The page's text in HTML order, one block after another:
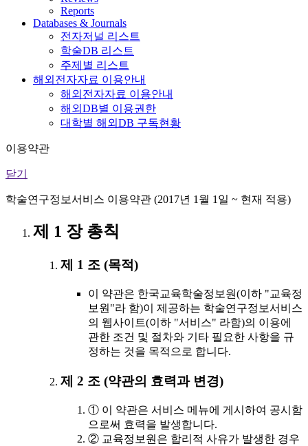
Reports
Databases & Journals
전자저널 리스트
학술DB 리스트
주제별 리스트
해외전자자료 이용안내
해외전자자료 이용안내
해외DB별 이용권한
대학별 해외DB 구독현황
이용약관
닫기
학술연구정보서비스 이용약관 (2017년 1월 1일 ~ 현재 적용)
제 1 장 총칙
제 1 조 (목적)
이 약관은 한국교육학술정보원(이하 "교육정
보원"라 함)이 제공하는 학술연구정보서비스
의 웹사이트(이하 "서비스" 라함)의 이용에
관한 조건 및 절차와 기타 필요한 사항을 규
정하는 것을 목적으로 합니다.
제 2 조 (약관의 효력과 변경)
① 이 약관은 서비스 메뉴에 게시하여 공시함
으로써 효력을 발생합니다.
② 교육정보원은 합리적 사유가 발생한 경우